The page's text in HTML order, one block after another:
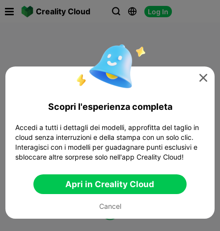
Creality Cloud   Log In

Scopri l'esperienza completa
Accedi a tutti i dettagli dei modelli, approfitta del taglio in
cloud senza interruzioni e della stampa con un solo clic.
Interagisci con i modelli per guadagnare punti esclusivi e
sbloccare altre sorprese solo nell'app Creality Cloud!
Apri in Creality Cloud
Cancel